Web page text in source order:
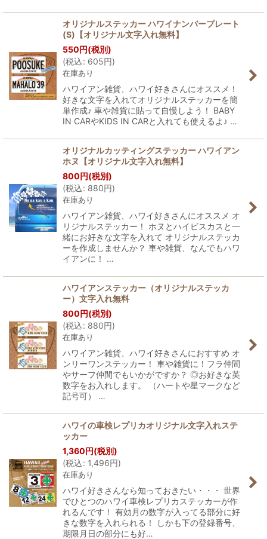
オリジナルステッカー ハワイナンバープレート
(S)【オリジナル文字入れ無料】
550円(税別)
(税込: 605円)
在庫あり
ハワイアン雑貨、ハワイ好きさんにオススメ！
好きな文字を入れてオリジナルステッカーを簡
単作成♪ 車や雑貨に貼って自慢しよう！ BABY
IN CARやKIDS IN CARと入れても使えるよ♪ …
オリジナルカッティングステッカー ハワイアン
ホヌ【オリジナル文字入れ無料】
800円(税別)
(税込: 880円)
在庫あり
ハワイアン雑貨、ハワイ好きさんにオススメ オ
リジナルステッカー！ ホヌとハイビスカスと一
緒にお好きな文字を入れて オリジナルステッカ
ーを作成しませんか？ 車や雑貨、なんでもハワ
イアンに！ …
ハワイアンステッカー（オリジナルステッカ
ー）文字入れ無料
800円(税別)
(税込: 880円)
在庫あり
ハワイアン雑貨、ハワイ好きさんにおすすめ オ
ンリーワンステッカー！ 車や雑貨に！フラ仲間
やサーフ仲間でもいかがですか？ ◎お好きな英
数字をお入れします。 （ハートや星マークなど
記号可） …
ハワイの車検レプリカオリジナル文字入れステ
ッカー
1,360円(税別)
(税込: 1,496円)
在庫あり
ハワイ好きさんなら知っておきたい・・・ 世界
でひとつのハワイ車検レプリカステッカーが作
れるんです！ 有効月の数字が入ってる部分に好
きな数字を入れられる！ しかも下の登録番号、
期限月日の部分にも好…